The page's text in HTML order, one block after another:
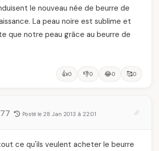
le nouveau née de beurre de
La peau noire est sublime et
que notre peau grâce au beurre de
👍0 👎0 😂0 🥰0
Posté le 28 Jan 2013 à 22:01
ce qu'ils veulent acheter le beurre